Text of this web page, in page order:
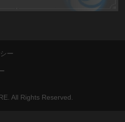
ー
All Rights Reserved.